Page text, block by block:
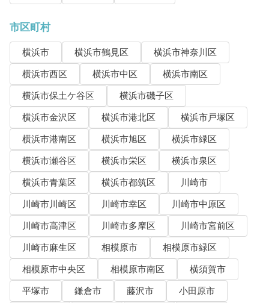
市区町村
横浜市 横浜市鶴見区
横浜市神奈川区
横浜市西区
横浜市中区
横浜市南区
横浜市保土ケ谷区
横浜市磯子区
横浜市金沢区
横浜市港北区
横浜市戸塚区
横浜市港南区
横浜市旭区
横浜市緑区
横浜市瀬谷区
横浜市栄区
横浜市泉区
横浜市青葉区
横浜市都筑区
川崎市
川崎市川崎区
川崎市幸区
川崎市中原区
川崎市高津区
川崎市多摩区
川崎市宮前区
川崎市麻生区
相模原市
相模原市緑区
相模原市中央区
相模原市南区
横須賀市
平塚市
鎌倉市 藤沢市
小田原市